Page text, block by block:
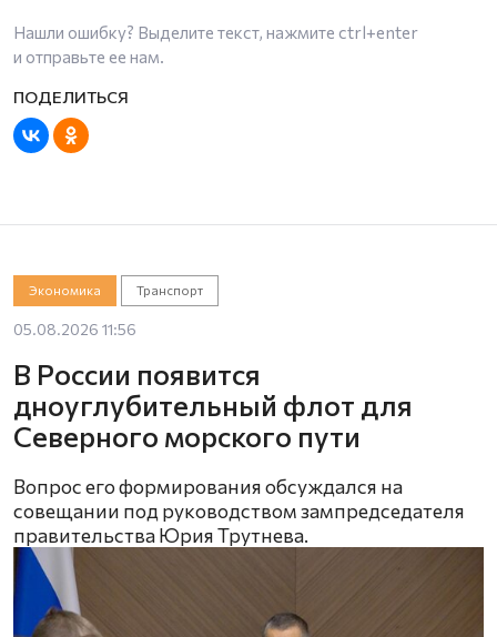
Нашли ошибку? Выделите текст, нажмите ctrl+enter
и отправьте ее нам.
Экономика Транспорт
05.08.2026 11:56
В России появится
дноуглубительный флот для
Северного морского пути
Вопрос его формирования обсуждался на
совещании под руководством зампредседателя
правительства Юрия Трутнева.